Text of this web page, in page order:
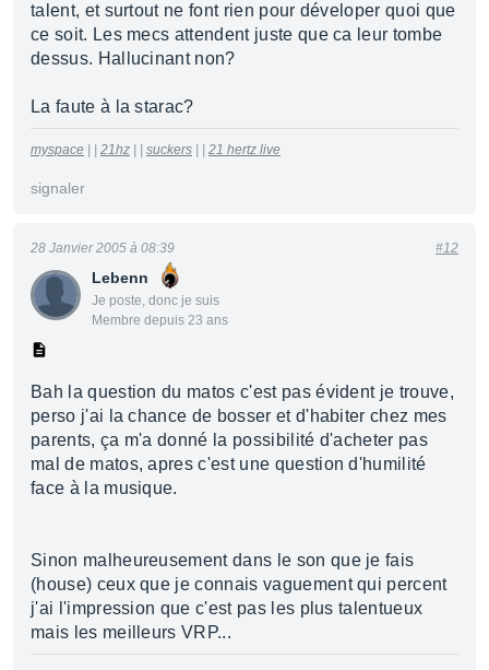
talent, et surtout ne font rien pour déveloper quoi que
ce soit. Les mecs attendent juste que ca leur tombe
dessus. Hallucinant non?
La faute à la starac?
myspace 21hz suckers 21 hertz live
signaler
Lebenn
Je poste, donc je suis
Membre depuis 23 ans
28 Janvier 2005 à 08:39 #12
Bah la question du matos c'est pas évident je trouve,
perso j'ai la chance de bosser et d'habiter chez mes
parents, ça m'a donné la possibilité d'acheter pas
mal de matos, apres c'est une question d'humilité
face à la musique.
Sinon malheureusement dans le son que je fais
(house) ceux que je connais vaguement qui percent
j'ai l'impression que c'est pas les plus talentueux
mais les meilleurs VRP...